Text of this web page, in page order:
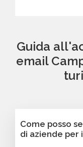
Guida
email
Come posso
di aziende per